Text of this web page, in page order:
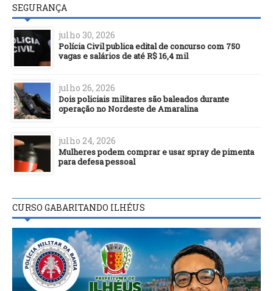
SEGURANÇA
julho 30, 2026
Polícia Civil publica edital de concurso com 750
vagas e salários de até R$ 16,4 mil
julho 26, 2026
Dois policiais militares são baleados durante
operação no Nordeste de Amaralina
julho 24, 2026
Mulheres podem comprar e usar spray de pimenta
para defesa pessoal
CURSO GABARITANDO ILHÉUS